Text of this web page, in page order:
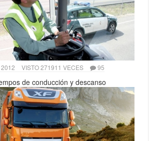
VISTO 271911 VECES 95
de conducción y descanso